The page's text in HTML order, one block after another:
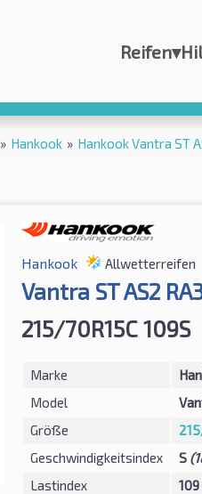
Reifen▾
» Hankook » Hankook Vantra ST
Hankook Allwetterreifen
Vantra ST AS2
215/70R15C 109S
Marke
Model
Größe
Geschwindigkeitsindex
S
Lastindex
109